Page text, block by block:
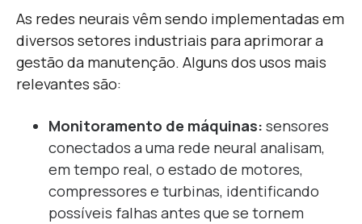
As redes neurais vêm sendo implementadas em
diversos setores industriais para aprimorar a
gestão da manutenção. Alguns dos usos mais
relevantes são:
Monitoramento de máquinas: sensores
conectados a uma rede neural analisam,
em tempo real, o estado de motores,
compressores e turbinas, identificando
possíveis falhas antes que se tornem